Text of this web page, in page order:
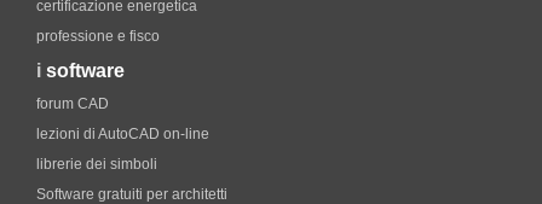
certificazione energetica
professione e fisco
i software
forum CAD
lezioni di AutoCAD on-line
librerie dei simboli
Software gratuiti per architetti